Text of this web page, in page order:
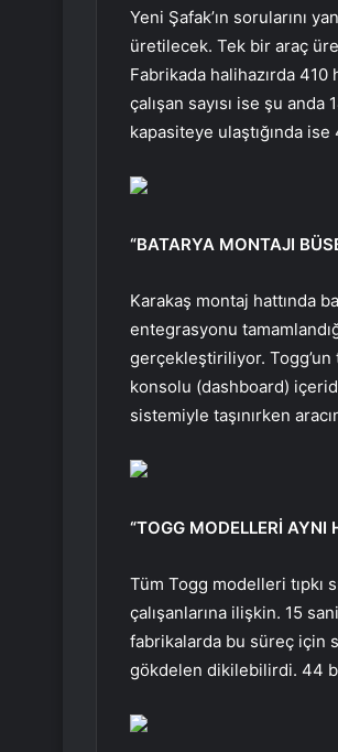
Yeni Şafak’ın sorularını
üretilecek. Tek bir araç
Fabrikada halihazırda 410
çalışan sayısı ise şu
kapasiteye ulaştığında
“BATARYA MONTAJI
Karakaş montaj hattında
entegrasyonu
gerçekleştiriliyor. Togg’un
konsolu (dashboard)
sistemiyle taşınırken
“TOGG MODELLERİ AYNI
Tüm Togg modelleri tıpkı
çalışanlarına ilişkin. 15
fabrikalarda bu süreç için
gökdelen dikilebilirdi. 44